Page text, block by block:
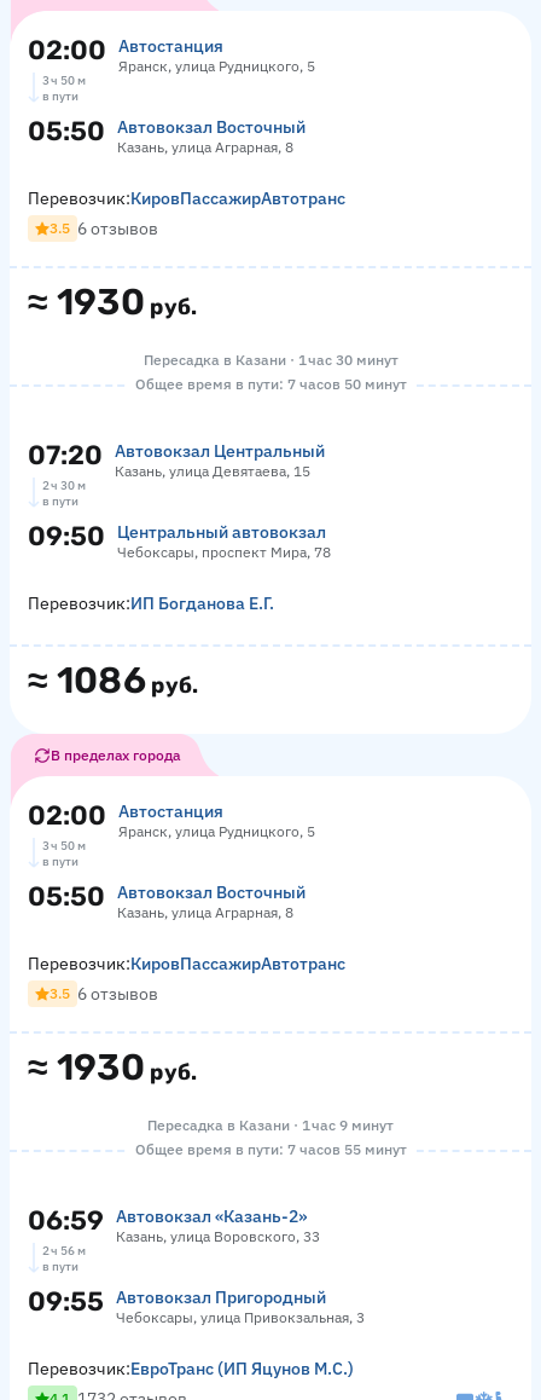
02:00 Автостанция
Яранск, улица Рудницкого, 5
3 ч 50 м
в пути
05:50 Автовокзал Восточный
Казань, улица Аграрная, 8
≈ 1930 руб.
Перевозчик:КировПассажирАвтотранс
3.5 6 отзывов
Пересадка в Казани · 1 час 30 минут
Общее время в пути: 7 часов 50 минут
07:20 Автовокзал Центральный
Казань, улица Девятаева, 15
2 ч 30 м
в пути
09:50 Центральный автовокзал
Чебоксары, проспект Мира, 78
≈ 1086 руб.
Перевозчик:ИП Богданова Е.Г.
В пределах города
02:00 Автостанция
Яранск, улица Рудницкого, 5
3 ч 50 м
в пути
05:50 Автовокзал Восточный
Казань, улица Аграрная, 8
≈ 1930 руб.
Перевозчик:КировПассажирАвтотранс
3.5 6 отзывов
Пересадка в Казани · 1 час 9 минут
Общее время в пути: 7 часов 55 минут
06:59 Автовокзал «‎Казань-2»
Казань, улица Воровского, 33
2 ч 56 м
в пути
09:55 Автовокзал Пригородный
Чебоксары, улица Привокзальная, 3
Перевозчик:ЕвроТранс (ИП Яцунов М.С.)